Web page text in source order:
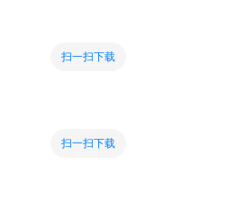
扫一扫下载
扫一扫下载